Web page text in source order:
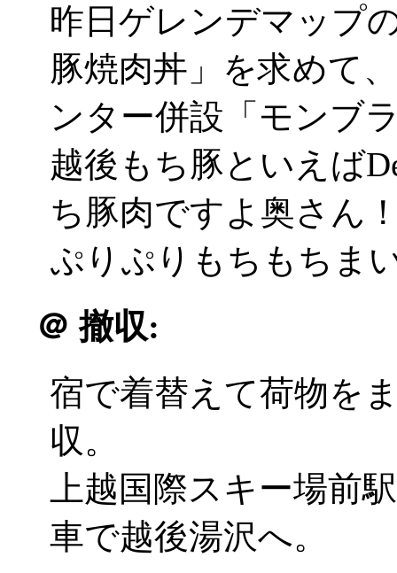
昨日ゲレンデマップ
豚焼肉丼」を求めて
ンター併設「モンブ
越後もち豚といえば
ち豚肉ですよ奥さん
ぷりぷりもちもちま
＠ 撤収:
宿で着替えて荷物を
収。
上越国際スキー場前
車で越後湯沢へ。